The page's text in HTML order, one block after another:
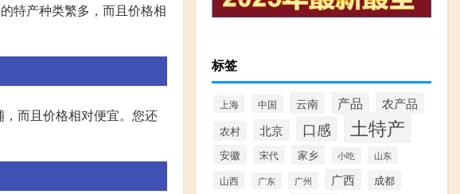
特产种类繁多，而且价格相
而且价格相对便宜。您还
标签
上海 中国 云南 产品 农产品
农村 北京 口感 土特产
安徽 宋代 家乡 小吃 山东
山西 广东 广州 广西 成都